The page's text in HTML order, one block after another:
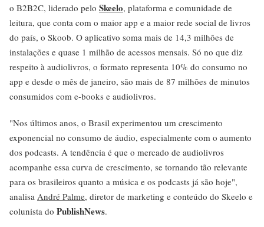
o B2B2C, liderado pelo Skeelo, plataforma e comunidade de
leitura, que conta com o maior app e a maior rede social de livros
do país, o Skoob. O aplicativo soma mais de 14,3 milhões de
instalações e quase 1 milhão de acessos mensais. Só no que diz
respeito à audiolivros, o formato representa 10% do consumo no
app e desde o mês de janeiro, são mais de 87 milhões de minutos
consumidos com e-books e audiolivros.
"Nos últimos anos, o Brasil experimentou um crescimento
exponencial no consumo de áudio, especialmente com o aumento
dos podcasts. A tendência é que o mercado de audiolivros
acompanhe essa curva de crescimento, se tornando tão relevante
para os brasileiros quanto a música e os podcasts já são hoje",
analisa André Palme, diretor de marketing e conteúdo do Skeelo e
colunista do PublishNews.